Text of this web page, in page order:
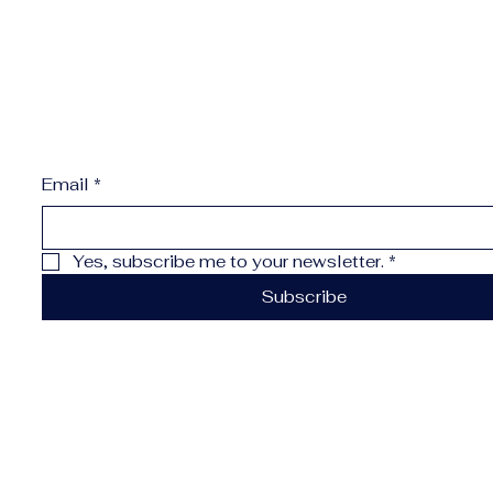
Email *
Yes, subscribe me to your newsletter. *
Subscribe